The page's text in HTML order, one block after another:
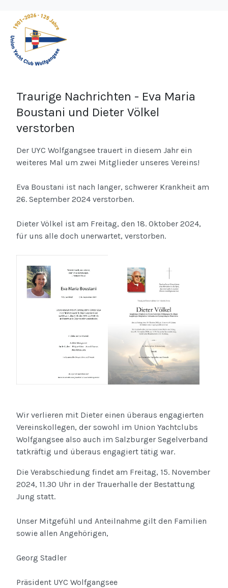
Traurige Nachrichten - Eva Maria
Boustani und Dieter Völkel
verstorben
Der UYC Wolfgangsee trauert in diesem Jahr ein
weiteres Mal um zwei Mitglieder unseres Vereins!
Eva Boustani ist nach langer, schwerer Krankheit am
26. September 2024 verstorben.
Dieter Völkel ist am Freitag, den 18. Oktober 2024,
für uns alle doch unerwartet, verstorben.
Wir verlieren mit Dieter einen überaus engagierten
Vereinskollegen, der sowohl im Union Yachtclubs
Wolfgangsee also auch im Salzburger Segelverband
tatkräftig und überaus engagiert tätig war.
Die Verabschiedung findet am Freitag, 15. November
2024, 11.30 Uhr in der Trauerhalle der Bestattung
Jung statt.
Unser Mitgefühl und Anteilnahme gilt den Familien
sowie allen Angehörigen,
Georg Stadler
Präsident UYC Wolfgangsee